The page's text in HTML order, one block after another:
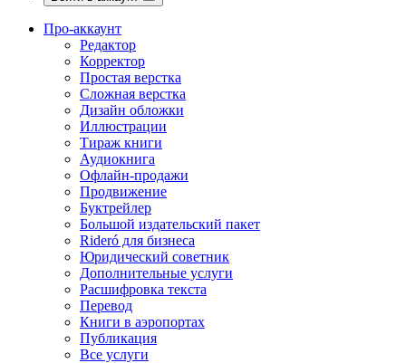
Про-аккаунт
Редактор
Корректор
Простая верстка
Сложная верстка
Дизайн обложки
Иллюстрации
Тираж книги
Аудиокнига
Офлайн-продажи
Продвижение
Буктрейлер
Большой издательский пакет
Rideró для бизнеса
Юридический советник
Дополнительные услуги
Расшифровка текста
Перевод
Книги в аэропортах
Публикация
Все услуги